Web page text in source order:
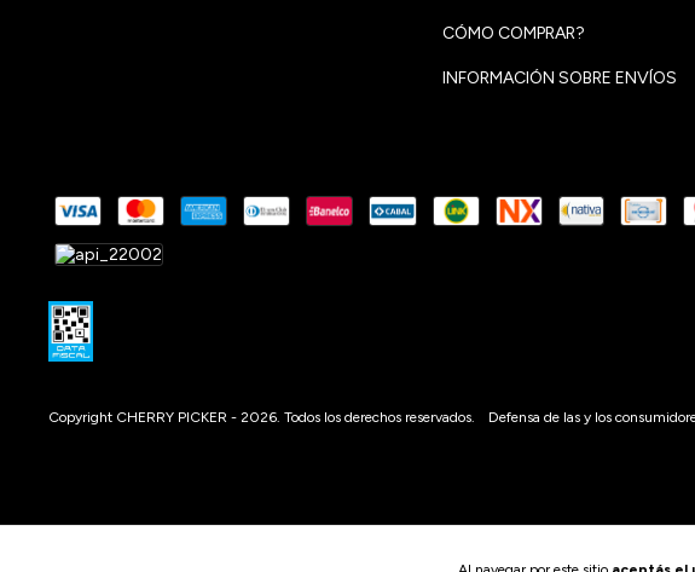
CÓMO COMPRAR?
INFORMACIÓN SOBRE ENVÍOS
Copyright CHERRY PICKER - 2026. Todos los derechos reservados. Defensa de las y los